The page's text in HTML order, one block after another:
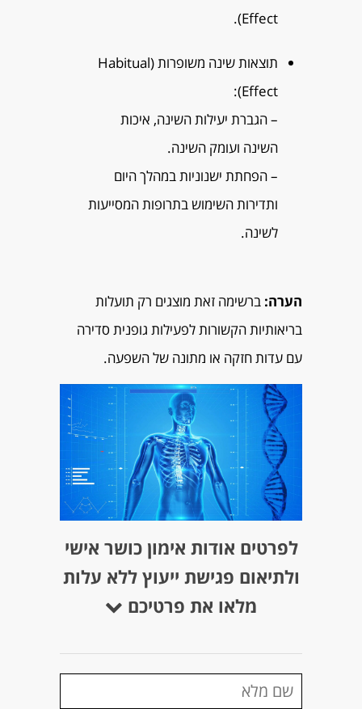
Effect).
תוצאות שינה משופרות (Habitual
Effect):
– הגברת יעילות השינה, איכות
השינה ועומק השינה.
– הפחתת ישנוניות במהלך היום
ותדירות השימוש בתרופות המסייעות
לשינה.
הערה: ברשימה זאת מוצגים רק תועלות
בריאותיות הקשורות לפעילות גופנית סדירה
עם עדות חזקה או מתונה של השפעה.
לפרטים אודות אימון כושר אישי
ולתיאום פגישת ייעוץ ללא עלות
מלאו את פרטיכם